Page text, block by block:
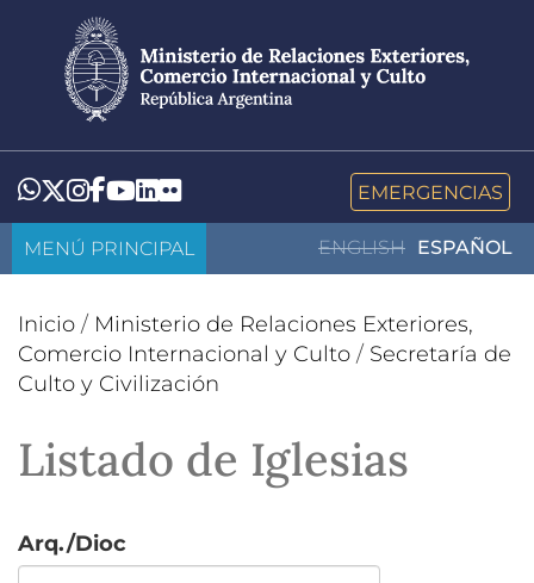
contenido
principal
Whatsapp
Twitter
Instagram
Facebook
YouTube
LinkedIn
Flickr EMERGENCIAS
ENGLISH ESPAÑOL
MENÚ PRINCIPAL
Inicio / Ministerio de Relaciones Exteriores,
Comercio Internacional y Culto / Secretaría de
Culto y Civilización
Listado de Iglesias
Arq./Dioc